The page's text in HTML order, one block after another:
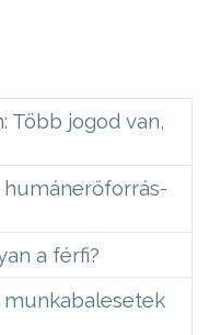
Több jogod van,
humánerőforrás-
a férfi?